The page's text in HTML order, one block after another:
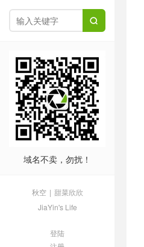

域名不卖，勿扰！
秋空 | 甜菜欣欣
JiaYin's Life
登陆